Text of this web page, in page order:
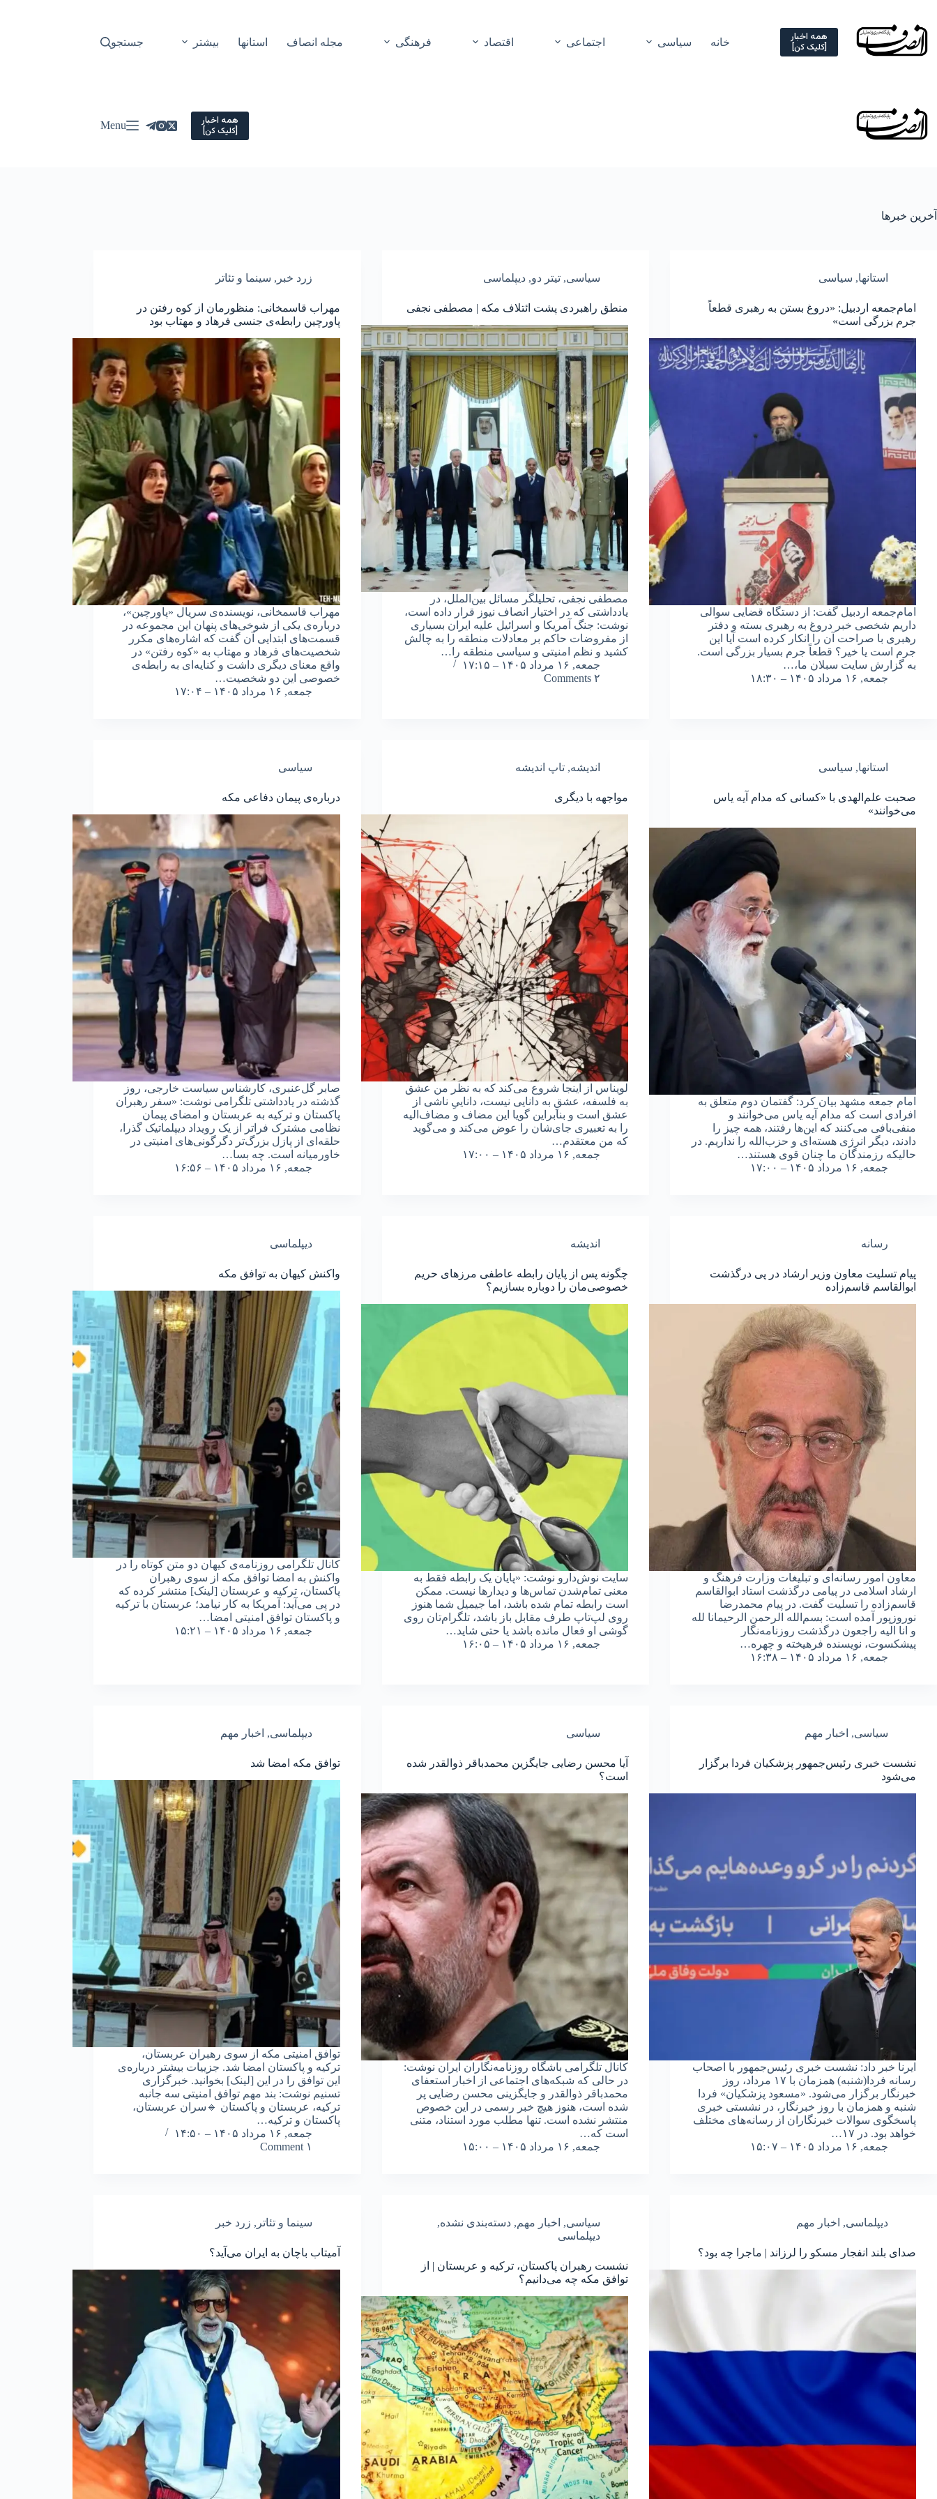
content
همه اخبار
[کلیک کن] خانه سیاسی اجتماعی اقتصاد فرهنگی مجله انصاف استانها بیشتر جستجو
همه اخبار
[کلیک کن] Menu
آخرین خبرها
استانها, سیاسی
امام‌جمعه اردبیل: «دروغ بستن به رهبری قطعاً
جرم بزرگی است»
امام‌جمعه اردبیل گفت: از دستگاه قضایی سوالی
داریم شخصی خبر دروغ به رهبری بسته و دفتر
رهبری با صراحت آن را انکار کرده است آیا این
جرم است یا خیر؟ قطعاً جرم بسیار بزرگی است.
به گزارش سایت سبلان ما،…
جمعه, ۱۶ مرداد ۱۴۰۵ – ۱۸:۳۰
سیاسی,تیتر دو,دیپلماسی
منطق راهبردی پشت ائتلاف مکه | مصطفی نجفی
مصطفی نجفی، تحلیلگر مسائل بین‌الملل، در
یادداشتی که در اختیار انصاف نیوز قرار داده است،
نوشت: جنگ آمریکا و اسرائیل علیه ایران بسیاری
از مفروضات حاکم بر معادلات منطقه را به چالش
کشید و نظم امنیتی و سیاسی منطقه را…
جمعه, ۱۶ مرداد ۱۴۰۵ – ۱۷:۱۵
۲ Comments
زرد خبر , سینما و تئاتر
مهراب قاسمخانی: منظورمان از کوه رفتن در
پاورچین رابطه‌ی جنسی فرهاد و مهتاب بود
مهراب قاسمخانی، نویسنده‌ی سریال «پاورچین»،
درباره‌ی یکی از شوخی‌های پنهان این مجموعه در
قسمت‌های ابتدایی آن گفت که اشاره‌های مکرر
شخصیت‌های فرهاد و مهتاب به «کوه رفتن» در
واقع معنای دیگری داشت و کنایه‌ای به رابطه‌ی
خصوصی این دو شخصیت…
جمعه, ۱۶ مرداد ۱۴۰۵ – ۱۷:۰۴
استانها, سیاسی
صحبت علم‌الهدی با «کسانی که مدام آیه یاس
می‌خوانند»
امام جمعه مشهد بیان کرد: گفتمان دوم متعلق به
افرادی است که مدام آیه یاس می‌خوانند و
منفی‌بافی می‌کنند که این‌ها رفتند، همه چیز را
دادند، دیگر انرژی هسته‌ای و حزب‌الله را نداریم. در
حالیکه رزمندگان ما چنان قوی هستند…
جمعه, ۱۶ مرداد ۱۴۰۵ – ۱۷:۰۰
اندیشه,تاپ اندیشه
مواجهه با دیگری
لویناس از اینجا شروع می‌کند که به نظر من عشق
به فلسفه، عشقِ به دانایی نیست، داناییِ ناشی از
عشق است و بنابراین گویا این مضاف و مضاف‌الیه
را به تعبیری جای‌شان را عوض می‌کند و می‌گوید
که من معتقدم…
جمعه, ۱۶ مرداد ۱۴۰۵ – ۱۷:۰۰
سیاسی
درباره‌ی پیمان دفاعی مکه
صابر گل‌عنبری، کارشناس سیاست خارجی، روز
گذشته در یادداشتی تلگرامی نوشت: «سفر رهبران
پاکستان و ترکیه به عربستان و امضای پیمان
نظامی مشترک فراتر از یک رویداد دیپلماتیک گذرا،
حلقه‌ای از پازل بزرگ‌تر دگرگونی‌های امنیتی در
خاورمیانه است. چه بسا…
جمعه, ۱۶ مرداد ۱۴۰۵ – ۱۶:۵۶
رسانه
پیام تسلیت معاون وزیر ارشاد در پی درگذشت
ابوالقاسم قاسم‌زاده
معاون امور رسانه‌ای و تبلیغات وزارت فرهنگ و
ارشاد اسلامی در پیامی درگذشت استاد ابوالقاسم
قاسم‌زاده را تسلیت گفت. در پیام محمدرضا
نوروزپور آمده است: بسم‌الله الرحمن الرحیمانا لله
و انا الیه راجعون درگذشت روزنامه‌نگار
پیشکسوت، نویسنده فرهیخته و چهره…
جمعه, ۱۶ مرداد ۱۴۰۵ – ۱۶:۳۸
اندیشه
چگونه پس از پایان رابطه عاطفی مرزهای حریم
خصوصی‌مان را دوباره بسازیم؟
سایت نوش‌دارو نوشت: «پایان یک رابطه فقط به
معنی تمام‌شدن تماس‌ها و دیدارها نیست. ممکن
است رابطه تمام شده باشد، اما جیمیل شما هنوز
روی لپ‌تاپ طرف مقابل باز باشد، تلگرام‌تان روی
گوشی او فعال مانده باشد یا حتی شاید…
جمعه, ۱۶ مرداد ۱۴۰۵ – ۱۶:۰۵
دیپلماسی
واکنش کیهان به توافق مکه
کانال تلگرامی روزنامه‌‌ی کیهان دو متن کوتاه را در
واکنش به امضا توافق مکه از سوی رهبران
پاکستان، ترکیه و عربستان [لینک] منتشر کرده که
در پی می‌آید: آمریکا به کار نیامد؛ عربستان با ترکیه
و پاکستان توافق امنیتی امضا…
جمعه, ۱۶ مرداد ۱۴۰۵ – ۱۵:۲۱
سیاسی, اخبار مهم
نشست خبری رئیس‌جمهور پزشکیان فردا برگزار
می‌شود
ایرنا خبر داد: نشست خبری رئیس‌جمهور با اصحاب
رسانه فردا(شنبه) همزمان با ۱۷ مرداد، روز
خبرنگار برگزار می‌شود. «مسعود پزشکیان» فردا
شنبه و همزمان با روز خبرنگار، در نشستی خبری
پاسخگوی سوالات خبرنگاران از رسانه‌های مختلف
خواهد بود. در ۱۷…
جمعه, ۱۶ مرداد ۱۴۰۵ – ۱۵:۰۷
سیاسی
آیا محسن رضایی جایگزین محمدباقر ذوالقدر شده
است؟
کانال تلگرامی باشگاه روزنامه‌نگاران ایران نوشت:
در حالی که شبکه‌های اجتماعی از اخبار استعفای
محمدباقر ذوالقدر و جایگزینی محسن رضایی پر
شده است، هنوز هیچ خبر رسمی در این خصوص
منتشر نشده است. تنها مطلب مورد استناد، متنی
است که…
جمعه, ۱۶ مرداد ۱۴۰۵ – ۱۵:۰۰
دیپلماسی, اخبار مهم
توافق مکه امضا شد
توافق امنیتی مکه از سوی رهبران عربستان،
ترکیه و پاکستان امضا شد. جزییات بیشتر درباره‌ی
این توافق را در این [لینک] بخوانید. خبرگزاری
تسنیم نوشت: بند مهم توافق امنیتی سه جانبه
ترکیه، عربستان و پاکستان 🔹سران عربستان،
پاکستان و ترکیه…
جمعه, ۱۶ مرداد ۱۴۰۵ – ۱۴:۵۰
۱ Comment
دیپلماسی, اخبار مهم
صدای بلند انفجار مسکو را لرزاند | ماجرا چه بود؟
سیاسی, اخبار مهم,دسته‌بندی نشده,
دیپلماسی
نشست رهبران پاکستان، ترکیه و عربستان | از
توافق مکه چه می‌دانیم؟
سینما و تئاتر , زرد خبر
آمیتاب باچان به ایران می‌آید؟